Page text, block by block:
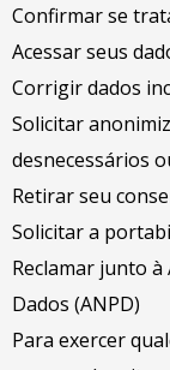
Confirmar se
Acessar seus
Corrigir dados
Solicitar
desnecessários
Retirar seu
Solicitar a
Reclamar junto
Dados (ANPD)
Para exercer